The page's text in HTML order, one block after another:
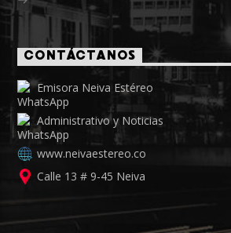
CONTÁCTANOS
Emisora Neiva Estéreo
Administrativo y Noticias
www.neivaestereo.co
Calle 13 # 9-45 Neiva